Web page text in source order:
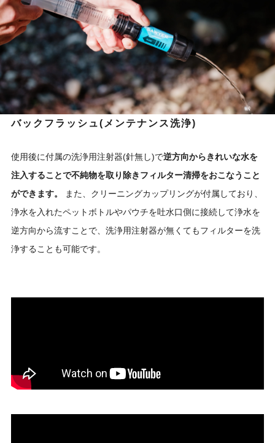
バックフラッシュ(メンテナンス洗浄)
使用後に付属の洗浄用注射器(針無し)で逆方向からきれいな水を
注入することで不純物を取り除きフィルター清掃をおこなうこと
ができます。
また、クリーニングカップリングが付属しており、
浄水を入れたペットボトルやパウチを吐水口側に接続して浄水を
逆方向から流すことで、洗浄用注射器が無くてもフィルターを洗
浄することも可能です。